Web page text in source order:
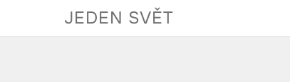
JEDEN SVĚT